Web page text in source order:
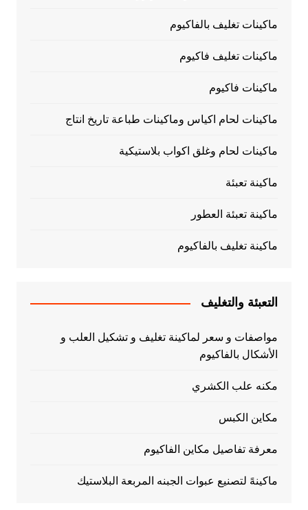
ماكينات تغليف بالفاكيوم
ماكينات تغليف فاكيوم
ماكينات فاكيوم
ماكينات لحام اكياس وماكينات طباعة تاريخ انتاج
ماكينات لحام وغلق اكواب بلاستيكية
ماكينة تعبئة
ماكينة تعبئة العطور
ماكينة تغليف بالفاكيوم
التعبئة والتغليف
مواصفات و سعر لماكينة تغليف و تشكيل العلب و
الأشكال بالفاكيوم
مكنه علب الكشري
مكاين الكبس
معرفة تفاصيل مكاين الفاكيوم
ماكينهً لتصنيع عبوات الجبنه المربعة البلاستيك